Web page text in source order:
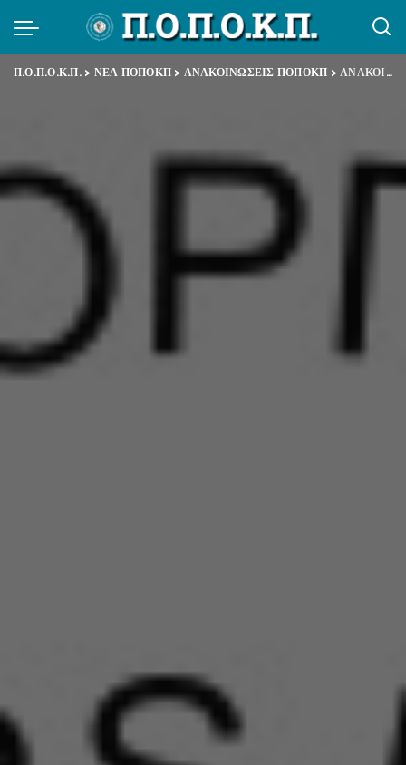
Π.Ο.Π.Ο.Κ.Π.> ΝΕΑ ΠΟΠΟΚΠ > ΑΝΑΚΟΙΝΩΣΕΙΣ ΠΟΠΟΚΠ >ΑΝΑΚΟΙΝΩΣΗ ΚΑΤΑΓΓΕΛΙΑ